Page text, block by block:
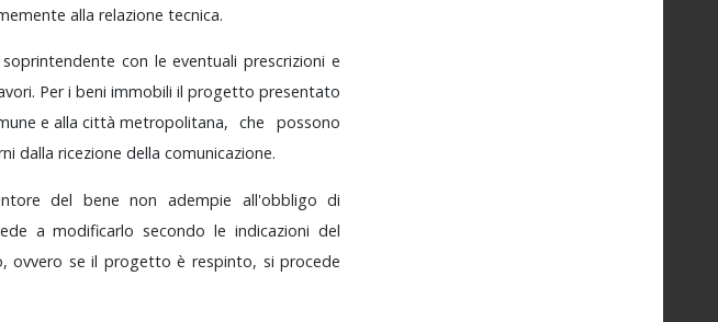
alla relazione tecnica.
soprintendente con leeventualiprescrizionie
Peri beni immobili il progetto presentato
e alla città metropolitana,chepossono
dalla ricezione della comunicazione.
del benenon adempie all'obbligodi
amodificarlosecondoleindicazionidel
ovvero seil progettoèrespinto, siprocede